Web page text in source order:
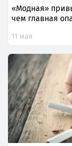
«Модная»
чем главная
11 мая